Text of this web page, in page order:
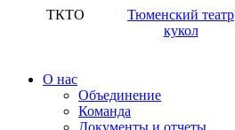
ТКТО
Тюменский театр
кукол
О нас
Объединение
Команда
Документы и отчеты